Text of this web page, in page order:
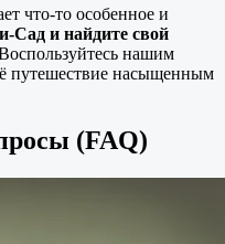
что-то особенное и
Сад и найдите свой
нашим
путешествие насыщенным
(FAQ)